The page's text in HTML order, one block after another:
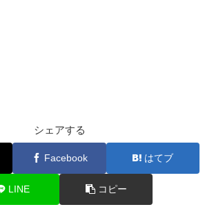
シェアする
Facebook はてブ
LINE コピー